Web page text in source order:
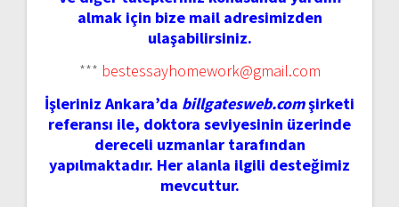
almak için bize mail adresimizden
ulaşabilirsiniz.
*** bestessayhomework@gmail.com
İşleriniz Ankara’da billgatesweb.comşirketi
referansı ile, doktora seviyesinin üzerinde
dereceli uzmanlar tarafından
yapılmaktadır. Her alanla ilgili desteğimiz
mevcuttur.